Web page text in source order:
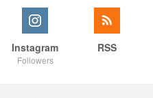
Instagram
Followers
RSS